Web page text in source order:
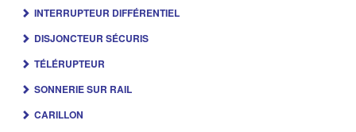
INTERRUPTEUR DIFFÉRENTIEL
DISJONCTEUR SÉCURIS
TÉLÉRUPTEUR
SONNERIE SUR RAIL
CARILLON